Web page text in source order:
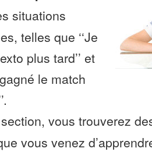
situations
telles que ‘‘Je
plus tard’’ et
le match
vous trouverez
vous venez